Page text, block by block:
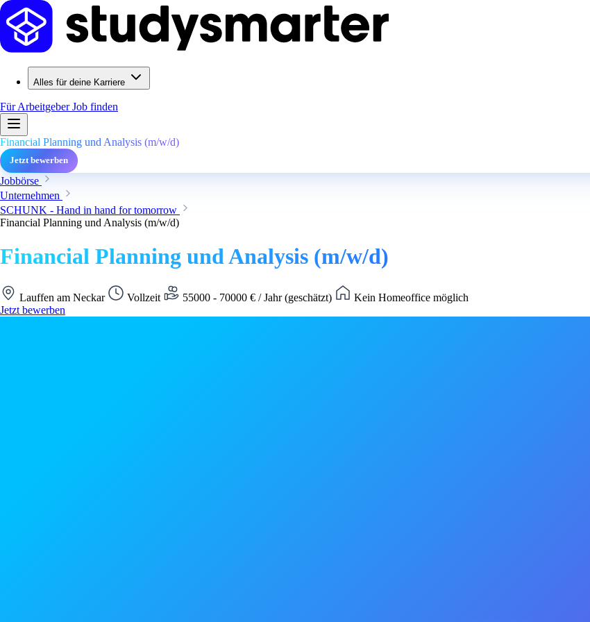
Alles für deine Karriere
Für ArbeitgeberJob finden
Financial Planning und Analysis (m/w/d)
Jetzt bewerben
Jobbörse
Unternehmen
SCHUNK - Hand in hand for tomorrow
Financial Planning und Analysis (m/w/d)
Financial Planning und Analysis (m/w/d)
Lauffen am Neckar Vollzeit 55000 - 70000 € / Jahr (geschätzt)
Kein Homeoffice möglich
Jetzt bewerben